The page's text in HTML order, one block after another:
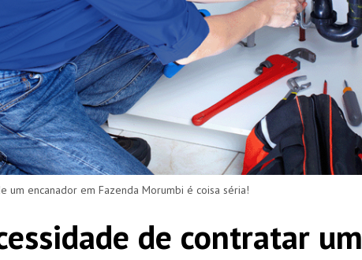
um encanador em Fazenda Morumbi é coisa séria!
de contratar um